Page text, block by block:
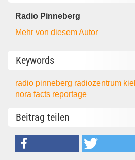
Radio Pinneberg
Mehr von diesem Autor
Keywords
radio pinneberg radiozentrum
norafacts reportage
Beitrag teilen